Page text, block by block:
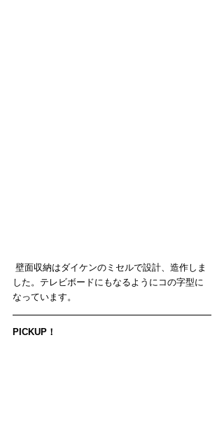
した。テレビボードにもなるようにコの字型に
なっています。
PICKUP！